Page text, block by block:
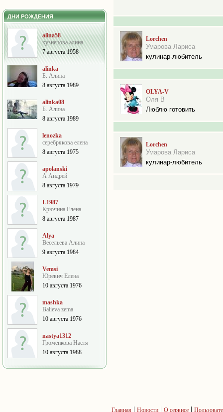
ДНИ РОЖДЕНИЯ
alina58
кузнецова алина
7 августа 1958
alinka
Б. Алина
8 августа 1989
alinka08
Б. Алина
8 августа 1989
lenozka
серебрякова елена
8 августа 1975
apolanski
А Андрей
8 августа 1979
L1987
Крючина Елена
8 августа 1987
Alya
Весельева Алина
9 августа 1984
Vemsi
Юревич Елена
10 августа 1976
mashka
Balieva zema
10 августа 1976
nastya1312
Громенкова Настя
10 августа 1988
Lorchen
Умарова Лариса
кулинар-любитель
OLYA-V
Оля В
Люблю готовить
Lorchen
Умарова Лариса
кулинар-любитель
Главная | Новости| О сервисе|